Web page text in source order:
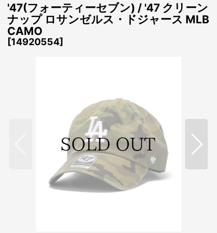
'47(フォーティーセブン) / '47 クリーン
ナップ ロサンゼルス・ドジャース MLB
CAMO
[14920554]